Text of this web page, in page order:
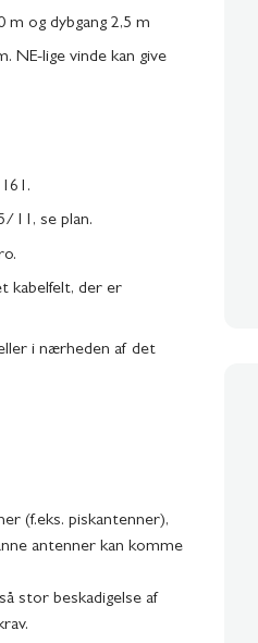
m og dybgang 2,5 m
NE-lige vinde kan give
11, se plan.
kabelfelt, der er
i nærheden af det
(f.eks. piskantenner),
antenner kan komme
stor beskadigelse af